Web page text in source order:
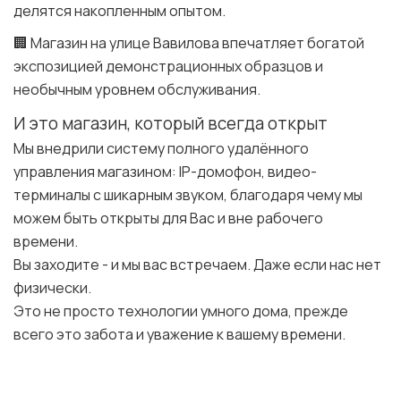
делятся накопленным опытом.
🏢 Магазин на улице Вавилова впечатляет богатой
экспозицией демонстрационных образцов и
необычным уровнем обслуживания.
И это магазин, который всегда открыт
Мы внедрили систему полного удалённого
управления магазином: IP-домофон, видео-
терминалы с шикарным звуком, благодаря чему мы
можем быть открыты для Вас и вне рабочего
времени.
Вы заходите - и мы вас встречаем. Даже если нас нет
физически.
Это не просто технологии умного дома, прежде
всего это забота и уважение к вашему времени.